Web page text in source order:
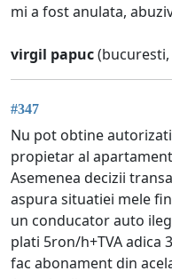
mi a fost anulata,
virgil papuc(bucuresti,
#347
Nu pot obtine
propietar al
Asemenea decizii
aspura situatiei mele
un conducator auto
plati 5ron/h+TVA adica
fac abonament din